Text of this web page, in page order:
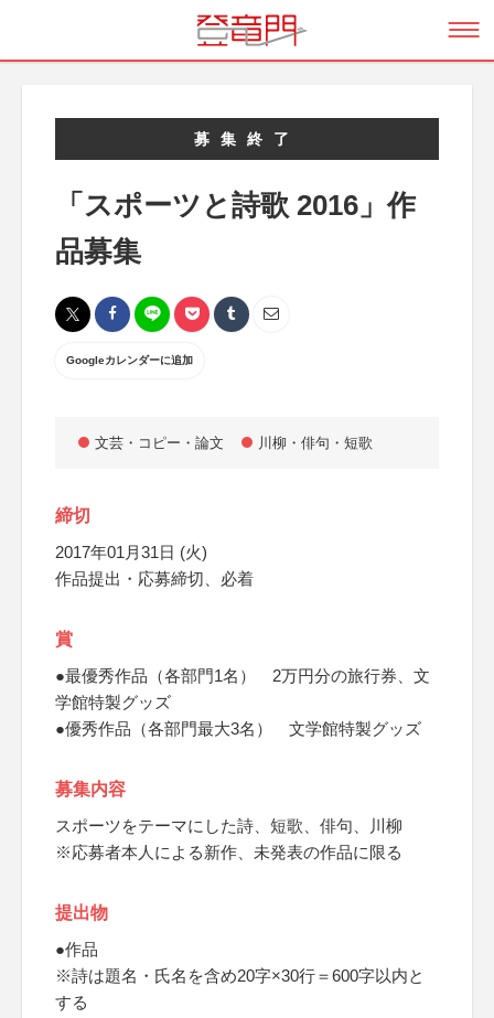
募集終了
「スポーツと詩歌 2016」作
品募集
Googleカレンダーに追加
文芸・コピー・論文 川柳・俳句・短歌
締切
2017年01月31日 (火)
作品提出・応募締切、必着
賞
●最優秀作品（各部門1名） 2万円分の旅行券、文
学館特製グッズ
●優秀作品（各部門最大3名） 文学館特製グッズ
募集内容
スポーツをテーマにした詩、短歌、俳句、川柳
※応募者本人による新作、未発表の作品に限る
提出物
●作品
※詩は題名・氏名を含め20字×30行＝600字以内と
する